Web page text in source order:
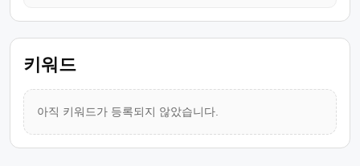
키워드
아직 키워드가 등록되지 않았습니다.